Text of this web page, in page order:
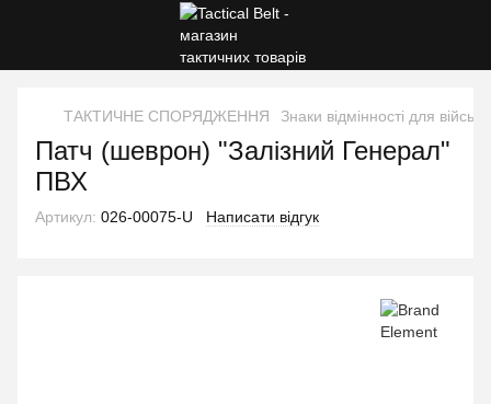
ТАКТИЧНЕ СПОРЯДЖЕННЯ Знаки відмінності для
Патч (шеврон) "Залізний Генерал"
ПВХ
Артикул: 026-00075-U Написати відгук